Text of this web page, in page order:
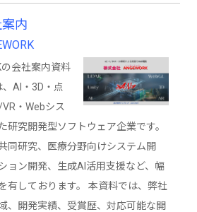
案内
の会社案内資料
、AI・3D・点
・Webシス
研究開発型ソフトウェア企業です。
同研究、医療分野向けシステム開
ョン開発、生成AI活用支援など、幅
有しております。 本資料では、弊社
、開発実績、受賞歴、対応可能な開